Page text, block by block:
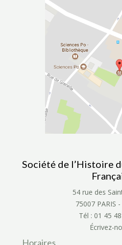
Société de l’Histoire
54 rue des
75007 PARIS
Tél : 01 45
Écrivez-
Horaires